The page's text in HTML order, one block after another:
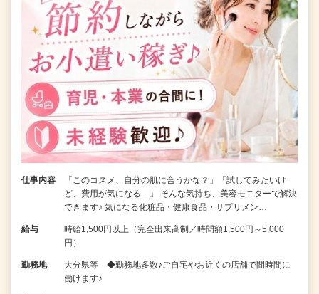
仕事内容
「このコスメ、自分の肌に合うかな？」「試してみたいけ
ど、費用が気になる…」 そんな気持ち、美容モニターで解決
できます♪ 気になる化粧品・健康食品・サプリメン…
給与
時給1,500円以上（完全出来高制／時間額1,500円～5,000
円）
勤務地
大分県等 ◆勤務地多数♪ご自宅やお近くの店舗で間時間に
働けます♪